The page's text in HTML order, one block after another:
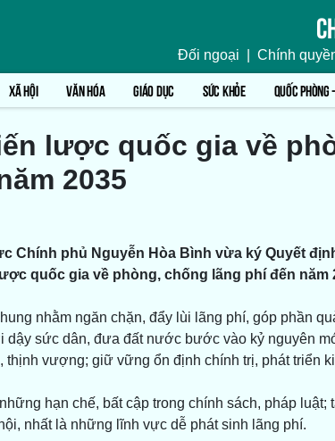
Đối ngoại Chính
XÃ HỘI VĂN HÓA GIÁO DỤC SỨC KHỎE QUỐC
lược quốc gia về
2035
Chính phủ Nguyễn Hòa Bình vừa ký Quyết
quốc gia về phòng, chống lãng phí đến năm
nhằm ngăn chặn, đẩy lùi lãng phí, góp phần
dậy sức dân, đưa đất nước bước vào kỷ nguyên
thịnh vượng; giữ vững ổn định chính trị, phát triển
hạn chế, bất cập trong chính sách, pháp
nhất là những lĩnh vực dễ phát sinh lãng phí.